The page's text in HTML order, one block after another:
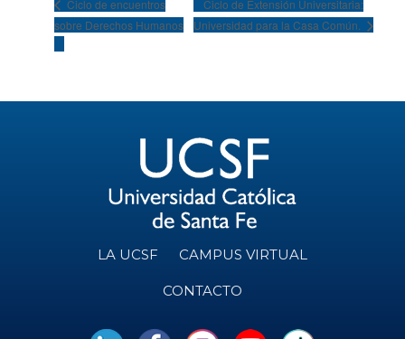
Ciclo de encuentros
sobre Derechos Humanos
Ciclo de Extensión Universitaria:
Universidad para la Casa Común.
LA UCSF CAMPUS VIRTUAL
CONTACTO